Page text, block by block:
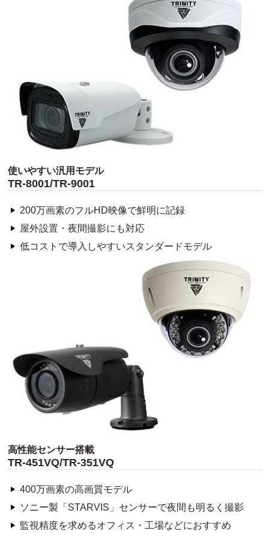
使いやすい汎用モデル
TR-8001/TR-9001
200万画素のフルHD映像で鮮明に記録
屋外設置・夜間撮影にも対応
低コストで導入しやすいスタンダードモデル
高性能センサー搭載
TR-451VQ/TR-351VQ
400万画素の高画質モデル
ソニー製「STARVIS」センサーで夜間も明るく撮影
監視精度を求めるオフィス・工場などにおすすめ